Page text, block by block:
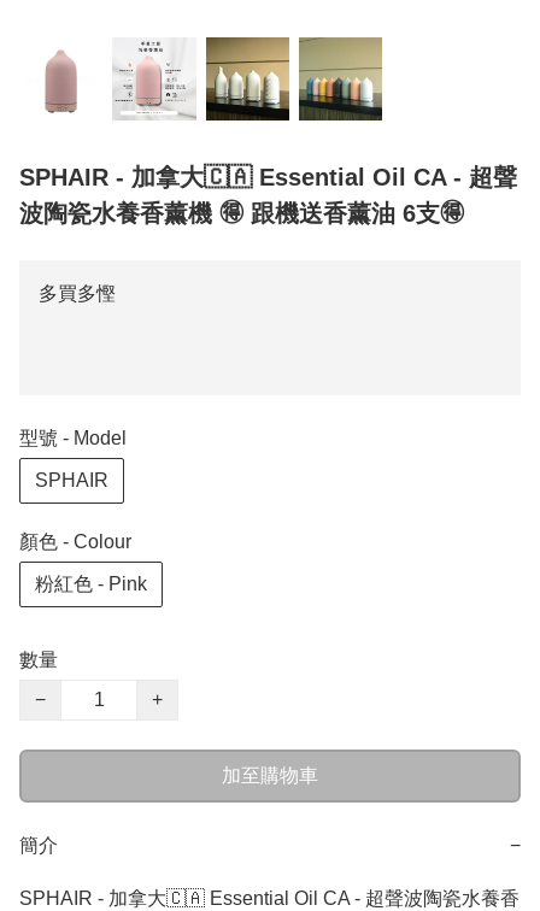
SPHAIR - 加拿大🇨🇦 Essential Oil CA - 超聲
波陶瓷水養香薰機 🉐 跟機送香薰油 6支🉐
多買多慳
型號 - Model
SPHAIR
顏色 - Colour
粉紅色 - Pink
數量
−
+
加至購物車
簡介 −
SPHAIR - 加拿大🇨🇦 Essential Oil CA - 超聲波陶瓷水養香